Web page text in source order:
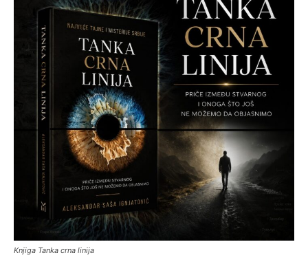
Knjiga Tanka crna linija